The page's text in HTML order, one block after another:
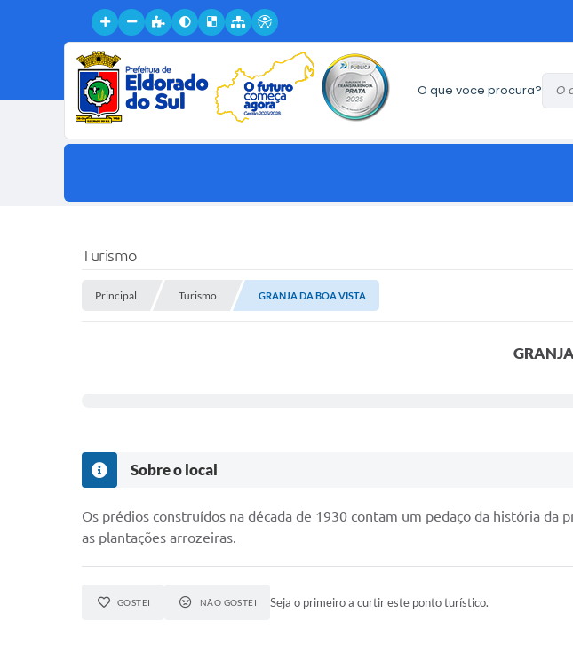
O que voce procura?
Turismo
Principal Turismo GRANJA DA BOA VISTA
Sobre o local
Os prédios construídos na década de 1930 contam um pedaço da história da
as plantações arrozeiras.
GOSTEI NÃO GOSTEI Seja o primeiro a curtir este ponto turístico.